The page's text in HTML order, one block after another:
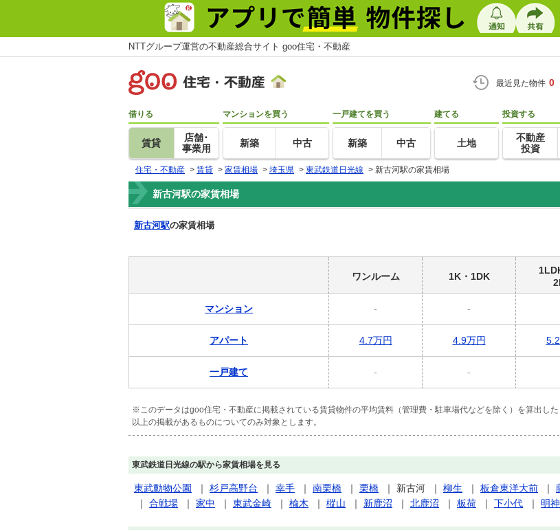
NTTグループ運営の不動産総合サイト goo住宅・不動産
最近見た物件 0
借りる
賃貸
店舗･
事業用
マンションを買う
新築 中古
一戸建てを買う
新築 中古
建てる
土地
投資する
不動産
投資
住宅・不動産 > 賃貸 > 家賃相場 > 埼玉県 > 東武鉄道日光線 > 新古河駅の家賃相場
新古河駅の家賃相場
新古河駅の家賃相場
ワンルーム 1K・1DK
マンション - -
アパート 4.7万円 4.9万円
一戸建て - -
※このデータはgoo住宅・不動産に掲載されている賃貸物件の平均賃料（管理費・駐車場代などを除く）を算出し
以上の掲載があるものについてのみ対象とします。
東武鉄道日光線の駅から家賃相場を見る
東武動物公園 ｜ 杉戸高野台 ｜ 幸手 ｜ 南栗橋 ｜ 栗橋 ｜ 新古河 ｜ 柳生 ｜ 板倉東洋大前 ｜
｜ 合戦場 ｜ 家中 ｜ 東武金崎 ｜ 楡木 ｜ 樅山 ｜ 新鹿沼 ｜ 北鹿沼 ｜ 板荷 ｜ 下小代 ｜ 明神